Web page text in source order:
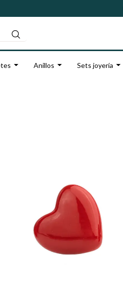
Anillos Sets joyería